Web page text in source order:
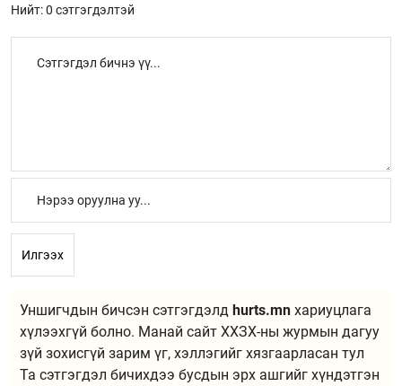
Нийт: 0 сэтгэгдэлтэй
Илгээх
Уншигчдын бичсэн сэтгэгдэлд hurts.mn хариуцлага
хүлээхгүй болно. Манай сайт ХХЗХ-ны журмын дагуу
зүй зохисгүй зарим үг, хэллэгийг хязгаарласан тул
Та сэтгэгдэл бичихдээ бусдын эрх ашгийг хүндэтгэн